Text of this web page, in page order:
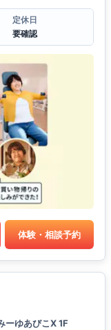
定休日
要確認
体験・相談予約
ーゆあびこX 1F